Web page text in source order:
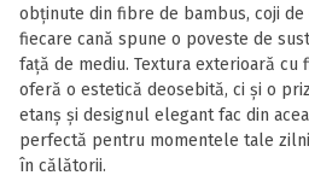
obținute din fibre de bambus, coji
fiecare cană spune o poveste de
față de mediu. Textura exterioară cu
oferă o estetică deosebită, ci și o
etanș și designul elegant fac din
perfectă pentru momentele tale
în călătorii.